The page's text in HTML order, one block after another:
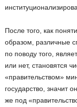
После того, как
образом, различные
по поводу того,
или нет, становятся
«правительством»
государство, значит
же под